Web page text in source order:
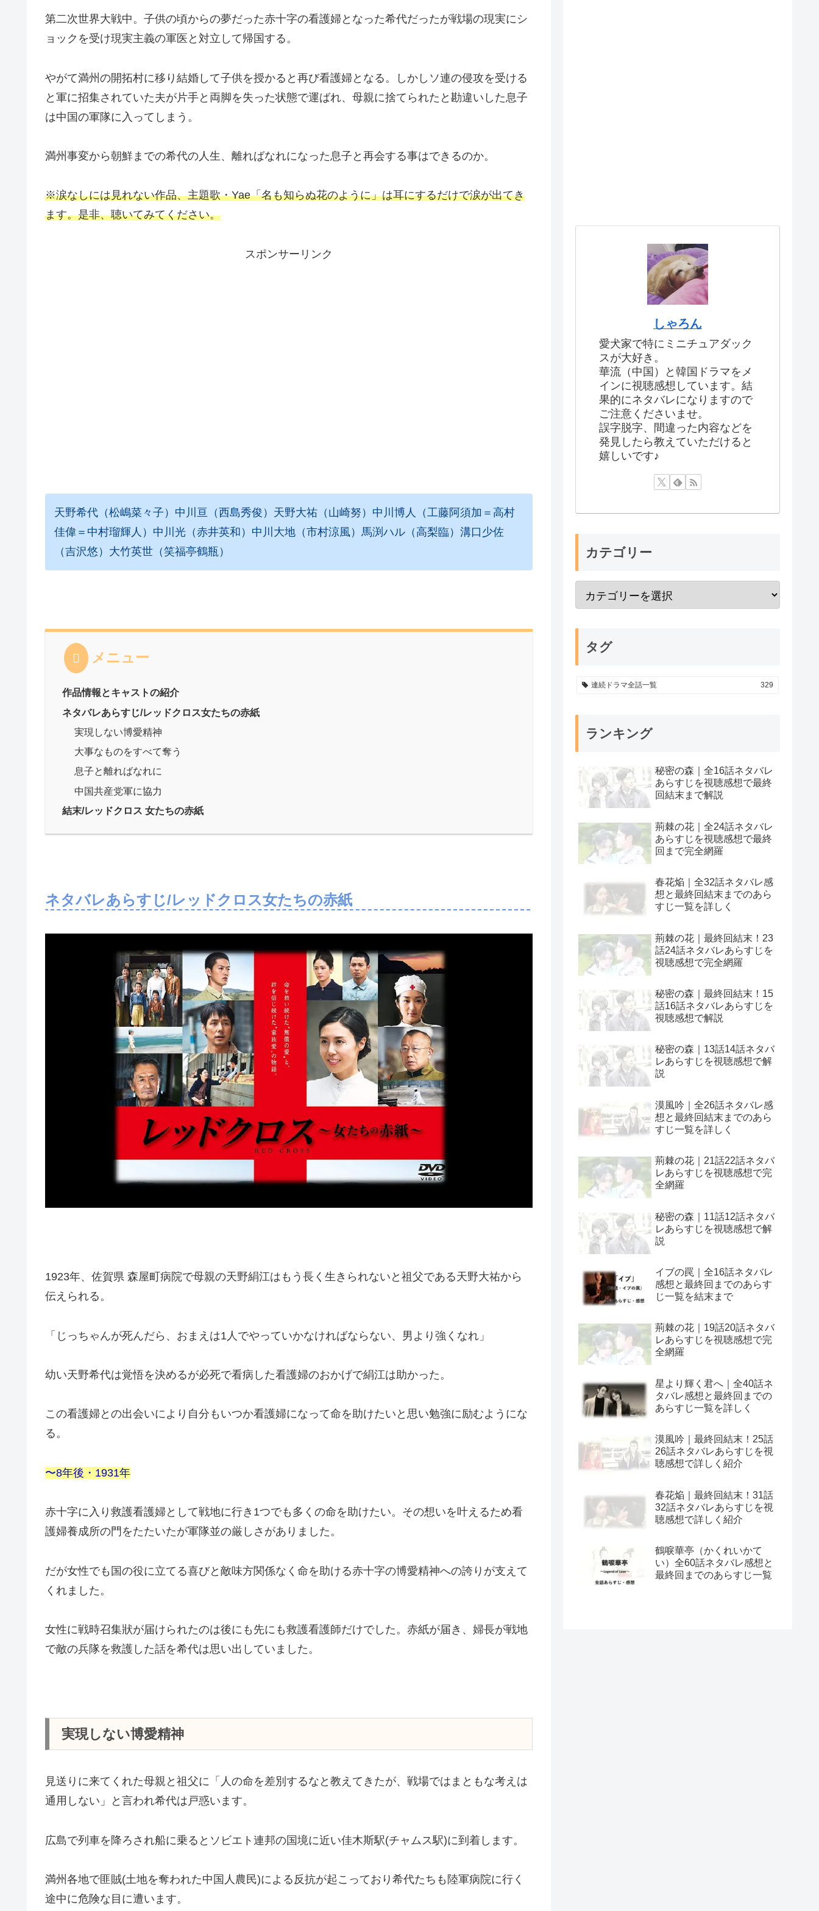
第二次世界大戦中。子供の頃からの夢だった赤十字の看護婦となった希代だったが戦場の現実にシ
ョックを受け現実主義の軍医と対立して帰国する。
やがて満州の開拓村に移り結婚して子供を授かると再び看護婦となる。しかしソ連の侵攻を受ける
と軍に招集されていた夫が片手と両脚を失った状態で運ばれ、母親に捨てられたと勘違いした息子
は中国の軍隊に入ってしまう。
満州事変から朝鮮までの希代の人生、離ればなれになった息子と再会する事はできるのか。
※涙なしには見れない作品、主題歌・Yae「名も知らぬ花のように」は耳にするだけで涙が出てき
ます。是非、聴いてみてください。
スポンサーリンク
天野希代（松嶋菜々子）中川亘（西島秀俊）天野大祐（山崎努）中川博人（工藤阿須加＝高村
佳偉＝中村瑠輝人）中川光（赤井英和）中川大地（市村涼風）馬渕ハル（高梨臨）溝口少佐
（吉沢悠）大竹英世（笑福亭鶴瓶）
メニュー
作品情報とキャストの紹介
ネタバレあらすじ/レッドクロス女たちの赤紙
実現しない博愛精神
大事なものをすべて奪う
息子と離ればなれに
中国共産党軍に協力
結末/レッドクロス 女たちの赤紙
ネタバレあらすじ/レッドクロス女たちの赤紙
1923年、佐賀県 森屋町病院で母親の天野絹江はもう長く生きられないと祖父である天野大祐から
伝えられる。
「じっちゃんが死んだら、おまえは1人でやっていかなければならない、男より強くなれ」
幼い天野希代は覚悟を決めるが必死で看病した看護婦のおかげで絹江は助かった。
この看護婦との出会いにより自分もいつか看護婦になって命を助けたいと思い勉強に励むようにな
る。
〜8年後・ 1931年
赤十字に入り救護看護婦として戦地に行き1つでも多くの命を助けたい。その想いを叶えるため看
護婦養成所の門をたたいたが軍隊並の厳しさがありました。
だが女性でも国の役に立てる喜びと敵味方関係なく命を助ける赤十字の博愛精神への誇りが支えて
くれました。
女性に戦時召集狀が届けられたのは後にも先にも救護看護師だけでした。赤紙が届き、婦長が戦地
で敵の兵隊を救護した話を希代は思い出していました。
実現しない博愛精神
見送りに来てくれた母親と祖父に「人の命を差別するなと教えてきたが、戦場ではまともな考えは
通用しない」と言われ希代は戸惑います。
広島で列車を降ろされ船に乗るとソビエト連邦の国境に近い佳木斯駅(チャムス駅)に到着します。
満州各地で匪賊(土地を奪われた中国人農民)による反抗が起こっており希代たちも陸軍病院に行く
途中に危険な目に遭います。
しゃろん
愛犬家で特にミニチュアダック
スが大好き。
華流（中国）と韓国ドラマをメ
インに視聴感想しています。結
果的にネタバレになりますので
ご注意くださいませ。
誤字脱字、間違った内容などを
発見したら教えていただけると
嬉しいです♪
カテゴリー
タグ
連続ドラマ全話一覧 329
ランキング
秘密の森｜全16話ネタバレ
あらすじを視聴感想で最終
回結末まで解説
荊棘の花｜全24話ネタバレ
あらすじを視聴感想で最終
回まで完全網羅
春花焔｜全32話ネタバレ感
想と最終回結末までのあら
すじ一覧を詳しく
荊棘の花｜最終回結末！23
話24話ネタバレあらすじを
視聴感想で完全網羅
秘密の森｜最終回結末！15
話16話ネタバレあらすじを
視聴感想で解説
秘密の森｜13話14話ネタバ
レあらすじを視聴感想で解
説
漠風吟｜全26話ネタバレ感
想と最終回結末までのあら
すじ一覧を詳しく
荊棘の花｜21話22話ネタバ
レあらすじを視聴感想で完
全網羅
秘密の森｜11話12話ネタバ
レあらすじを視聴感想で解
説
イブの罠｜全16話ネタバレ
感想と最終回までのあらす
じ一覧を結末まで
荊棘の花｜19話20話ネタバ
レあらすじを視聴感想で完
全網羅
星より輝く君へ｜全40話ネ
タバレ感想と最終回までの
あらすじ一覧を詳しく
漠風吟｜最終回結末！25話
26話ネタバレあらすじを視
聴感想で詳しく紹介
春花焔｜最終回結末！31話
32話ネタバレあらすじを視
聴感想で詳しく紹介
鶴唳華亭（かくれいかて
い）全60話ネタバレ感想と
最終回までのあらすじ一覧